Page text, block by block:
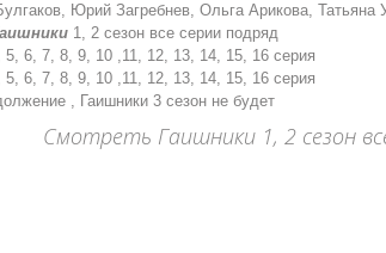
Юрий Загребнев, Ольга Арикова, Татьяна
1, 2 сезон все серии подряд
5, 6, 7, 8, 9, 10 ,11, 12, 13, 14, 15, 16 серия
5, 6, 7, 8, 9, 10 ,11, 12, 13, 14, 15, 16 серия
, Гаишники 3 сезон не будет
Смотреть Гаишники 1, 2 сезон